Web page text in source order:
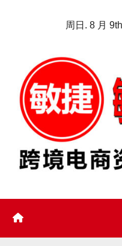
周日. 8 月